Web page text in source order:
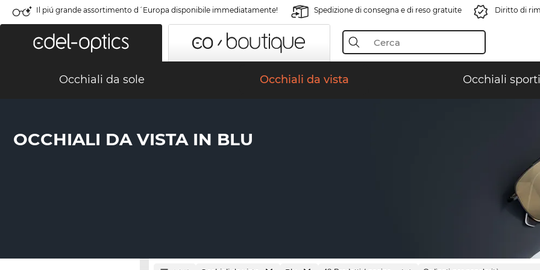
Il piú grande assortimento d´Europa disponibile immediatamente! Spedizione di consegna e di reso gratuite Diritto di
Occhiali da sole Occhiali da vista Occhiali
OCCHIALI DA VISTA IN BLU